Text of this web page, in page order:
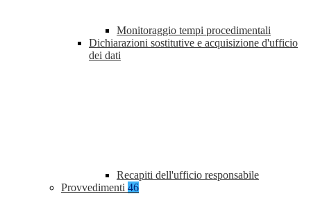
Monitoraggio tempi procedimentali
Dichiarazioni sostitutive e acquisizione d'ufficio
dei dati
Recapiti dell'ufficio responsabile
Provvedimenti 46